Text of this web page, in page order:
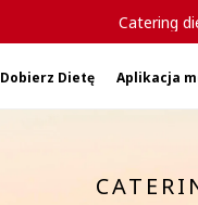
Catering
Dobierz Dietę Aplikacja